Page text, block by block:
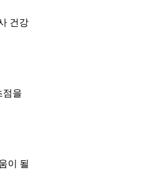
건강
점을
이 될